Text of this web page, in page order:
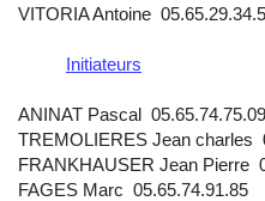
VITORIA Antoine
Initiateurs
ANINAT Pascal 05.65.74.75.09
TREMOLIERES Jean charles
FRANKHAUSER Jean Pierre
FAGES Marc 05.65.74.91.85